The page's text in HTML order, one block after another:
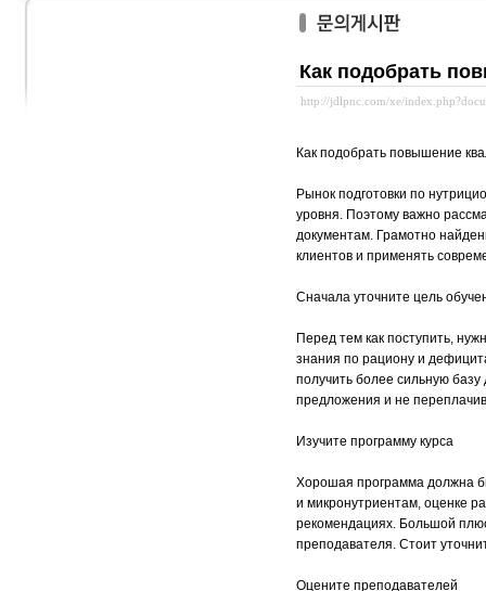
Как подобрать
http://jdlpnc.com/xe/
Как подобрать повышение
Рынок подготовки по
уровня. Поэтому важно
документам. Грамотно
клиентов и применять
Сначала уточните цель
Перед тем как поступить,
знания по рациону и
получить более сильную
предложения и не
Изучите программу курса
Хорошая программа должна
и микронутриентам, оценке
рекомендациях. Большой
преподавателя. Стоит
Оцените преподавателей